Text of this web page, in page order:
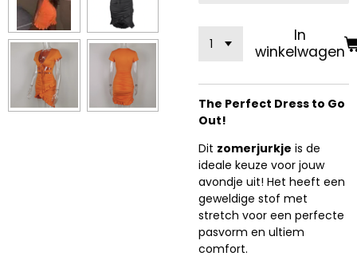
In
winkelwagen
The Perfect Dress to Go
Out!
Dit zomerjurkje is de
ideale keuze voor jouw
avondje uit! Het heeft een
geweldige stof met
stretch voor een perfecte
pasvorm en ultiem
comfort.